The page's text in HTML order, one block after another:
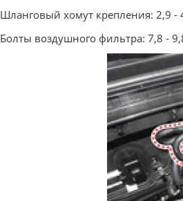
Шланговый хомут крепления: 2,9 -
Болты воздушного фильтра: 7,8 -